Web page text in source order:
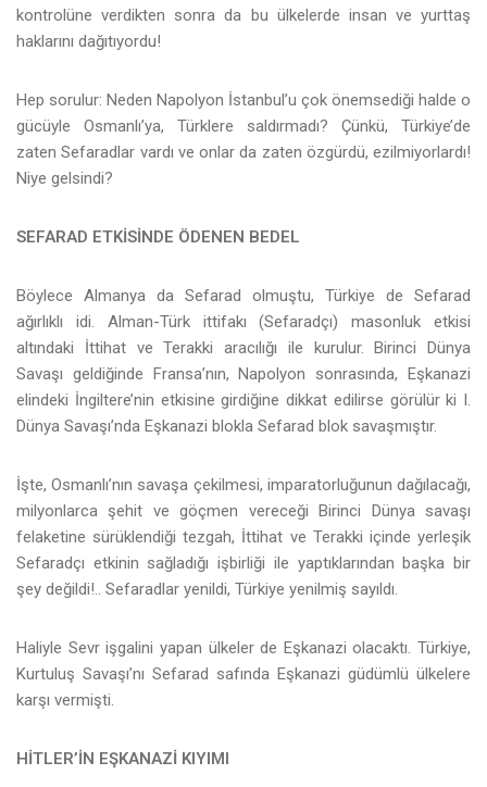
kontrolüne verdikten sonra da bu ülkelerde insan ve yurttaş
haklarını dağıtıyordu!
Hep sorulur: Neden Napolyon İstanbul’u çok önemsediği halde o
gücüyle Osmanlı’ya, Türklere saldırmadı? Çünkü, Türkiye’de
zaten Sefaradlar vardı ve onlar da zaten özgürdü, ezilmiyorlardı!
Niye gelsindi?
SEFARAD ETKİSİNDE ÖDENEN BEDEL
Böylece Almanya da Sefarad olmuştu, Türkiye de Sefarad
ağırlıklı idi. Alman-Türk ittifakı (Sefaradçı) masonluk etkisi
altındaki İttihat ve Terakki aracılığı ile kurulur. Birinci Dünya
Savaşı geldiğinde Fransa’nın, Napolyon sonrasında, Eşkanazi
elindeki İngiltere’nin etkisine girdiğine dikkat edilirse görülür ki I.
Dünya Savaşı’nda Eşkanazi blokla Sefarad blok savaşmıştır.
İşte, Osmanlı’nın savaşa çekilmesi, imparatorluğunun dağılacağı,
milyonlarca şehit ve göçmen vereceği Birinci Dünya savaşı
felaketine sürüklendiği tezgah, İttihat ve Terakki içinde yerleşik
Sefaradçı etkinin sağladığı işbirliği ile yaptıklarından başka bir
şey değildi!.. Sefaradlar yenildi, Türkiye yenilmiş sayıldı.
Haliyle Sevr işgalini yapan ülkeler de Eşkanazi olacaktı. Türkiye,
Kurtuluş Savaşı’nı Sefarad safında Eşkanazi güdümlü ülkelere
karşı vermişti.
HİTLER’İN EŞKANAZİ KIYIMI